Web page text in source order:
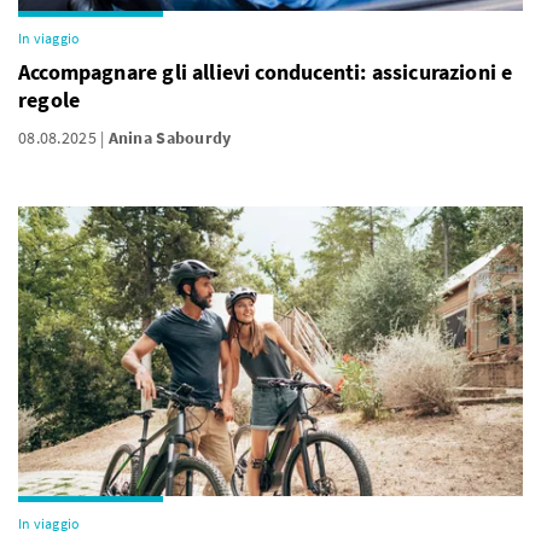
In viaggio
Accompagnare gli allievi conducenti: assicurazioni e
regole
08.08.2025 Anina Sabourdy
In viaggio